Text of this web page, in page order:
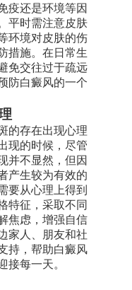
疫还是环境等因
平时需注意皮肤
环境对皮肤的伤
措施。在日常生
免交往过于疏远
防白癜风的一个
的存在出现心理
现的时候，尽管
并不显然，但因
产生较为有效的
要从心理上得到
特征，采取不同
焦虑，增强自信
家人、朋友和社
持，帮助白癜风
接每一天。